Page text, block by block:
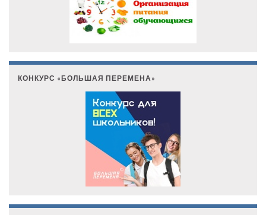
КОНКУРС «БОЛЬШАЯ ПЕРЕМЕНА»